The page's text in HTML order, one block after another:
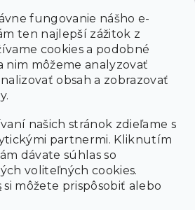
fungovanie nášho e-
ten najlepší zážitok z
cookies a podobné
nim môžeme analyzovať
obsah a zobrazovať
našich stránok zdieľame s
partnermi. Kliknutím
dávate súhlas so
voliteľných cookies.
si môžete prispôsobiť alebo
s podmienkami ochrany